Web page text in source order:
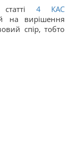
4 КАС
на вирішення
спір, тобто